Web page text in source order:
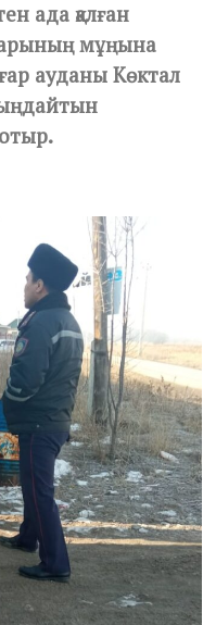
ада қалған
мұңына
ауданы Көктал